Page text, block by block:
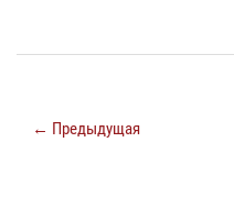
← Предыдущая